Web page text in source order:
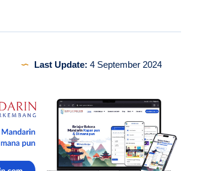
Last Update: 4 September 2024